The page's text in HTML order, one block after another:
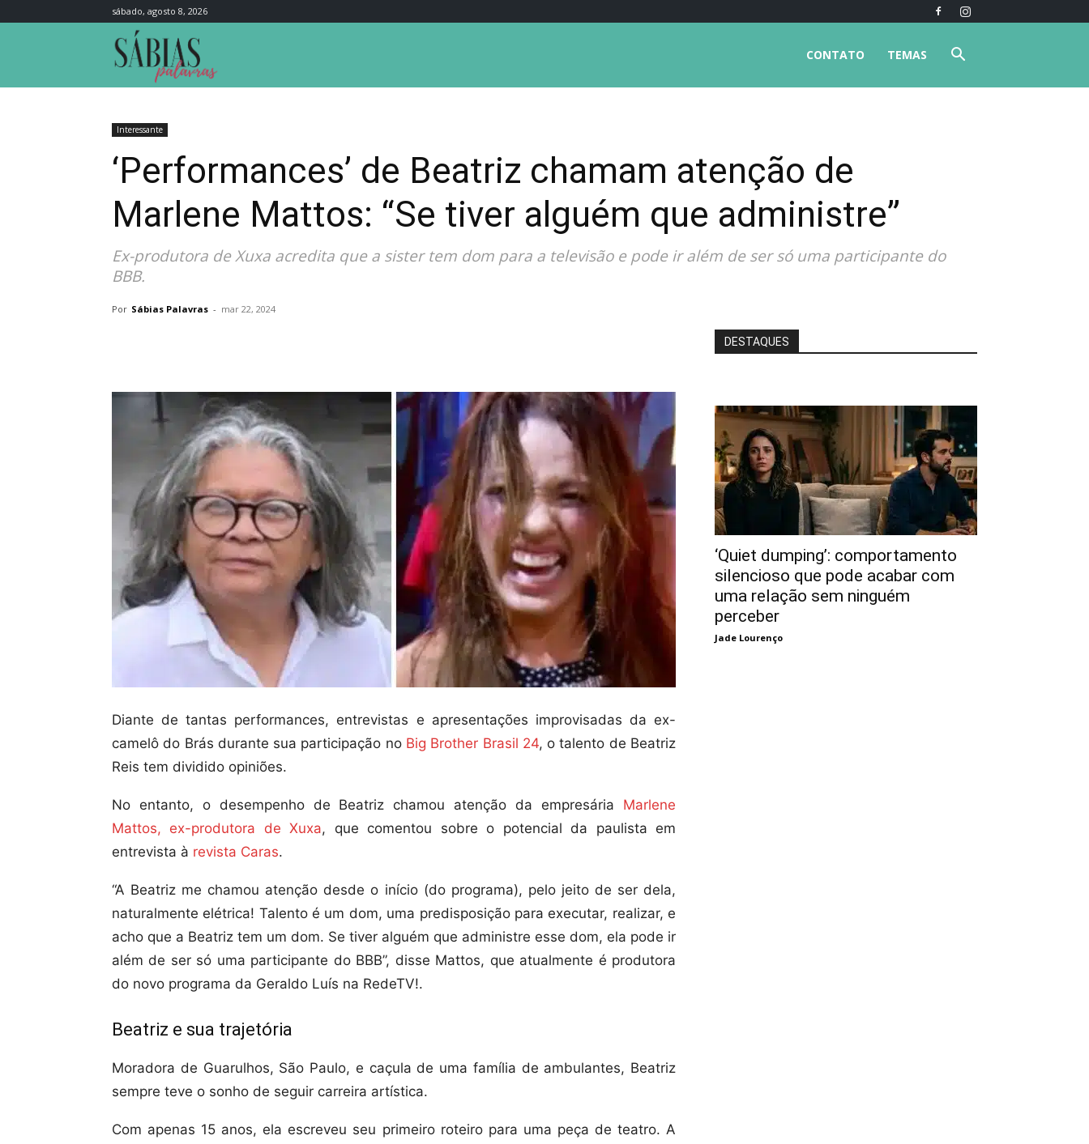
sábado, agosto 8, 2026
TEMAS
CONTATO
Interessante
‘Performances’ de Beatriz chamam atenção de
Marlene Mattos: “Se tiver alguém que administre”
Ex-produtora de Xuxa acredita que a sister tem dom para a televisão e pode ir além de ser só uma participante do
BBB.
Por Sábias Palavras - mar 22, 2024
Diante de tantas performances, entrevistas e apresentações improvisadas da ex-
camelô do Brás durante sua participação no Big Brother Brasil 24, o talento de Beatriz
Reis tem dividido opiniões.
No entanto, o desempenho de Beatriz chamou atenção da empresária Marlene
Mattos, ex-produtora de Xuxa, que comentou sobre o potencial da paulista em
entrevista à revista Caras.
“A Beatriz me chamou atenção desde o início (do programa), pelo jeito de ser dela,
naturalmente elétrica! Talento é um dom, uma predisposição para executar, realizar, e
acho que a Beatriz tem um dom. Se tiver alguém que administre esse dom, ela pode ir
além de ser só uma participante do BBB”, disse Mattos, que atualmente é produtora
do novo programa da Geraldo Luís na RedeTV!.
Beatriz e sua trajetória
Moradora de Guarulhos, São Paulo, e caçula de uma família de ambulantes, Beatriz
sempre teve o sonho de seguir carreira artística.
Com apenas 15 anos, ela escreveu seu primeiro roteiro para uma peça de teatro. A
DESTAQUES
‘Quiet dumping’: comportamento
silencioso que pode acabar com
uma relação sem ninguém
perceber
Jade Lourenço